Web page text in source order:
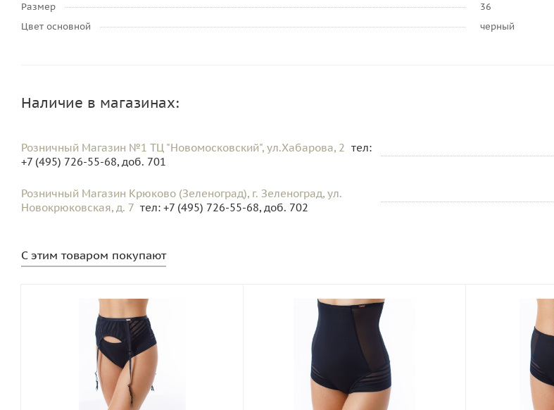
Размер
36
Цвет основной
черный
Наличие в магазинах:
Розничный Магазин №1 ТЦ "Новомосковский", ул.Хабарова, 2 тел:
+7 (495) 726-55-68, доб. 701
Розничный Магазин Крюково (Зеленоград), г. Зеленоград, ул.
Новокрюковская, д. 7 тел: +7 (495) 726-55-68, доб. 702
С этим товаром покупают